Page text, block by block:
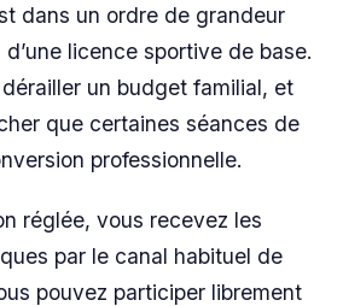
dans un ordre de grandeur
licence sportive de base.
un budget familial, et
que certaines séances de
professionnelle.
réglée, vous recevez les
par le canal habituel de
pouvez participer librement